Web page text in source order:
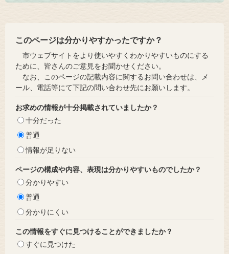
このページは分かりやすかったですか？
市ウェブサイトをより使いやすくわかりやすいものにする
ために、皆さんのご意見をお聞かせください。
なお、このページの記載内容に関するお問い合わせは、メ
ール、電話等にて下記の問い合わせ先にお願いします。
お求めの情報が十分掲載されていましたか？
十分だった
普通
情報が足りない
ページの構成や内容、表現は分かりやすいものでしたか？
分かりやすい
普通
分かりにくい
この情報をすぐに見つけることができましたか？
すぐに見つけた